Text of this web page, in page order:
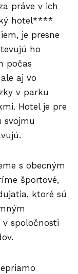
práve v ich
hotel****
je presne
ho
počas
aj vo
v parku
Hotel je pre
svojmu
s obecným
športové,
ktoré sú
spoločnosti